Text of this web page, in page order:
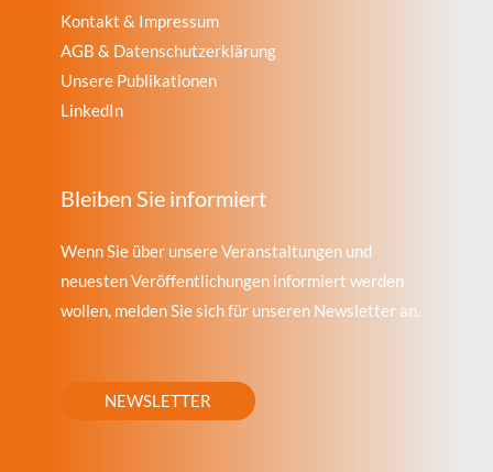
Kontakt & Impressum
AGB & Datenschutzerklärung
Unsere Publikationen
LinkedIn
Bleiben Sie informiert
Wenn Sie über unsere Veranstaltungen und
neuesten Veröffentlichungen informiert werden
wollen, melden Sie sich für unseren Newsletter an.
NEWSLETTER